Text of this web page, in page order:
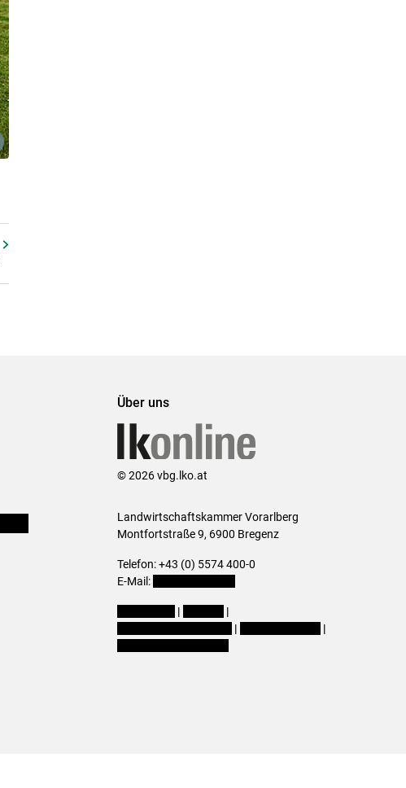
Über uns
© 2026 vbg.lko.at
Landwirtschaftskammer Vorarlberg
Montfortstraße 9, 6900 Bregenz
Telefon: +43 (0) 5574 400-0
E-Mail:
|
|
|
|